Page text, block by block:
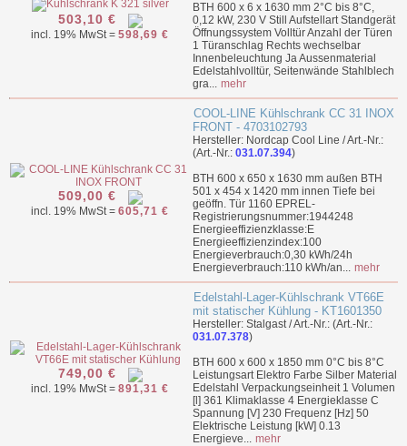
503,10 €
incl. 19% MwSt = 598,69 €
BTH 600 x 6 x 1630 mm 2°C bis 8°C,
0,12 kW, 230 V Still Aufstellart Standgerät
Öffnungssystem Volltür Anzahl der Türen
1 Türanschlag Rechts wechselbar
Innenbeleuchtung Ja Aussenmaterial
Edelstahlvolltür, Seitenwände Stahlblech
gra... mehr
509,00 €
incl. 19% MwSt = 605,71 €
COOL-LINE Kühlschrank CC 31 INOX
FRONT - 4703102793
Hersteller: Nordcap Cool Line / Art.-Nr.:
(Art.-Nr.: 031.07.394)
BTH 600 x 650 x 1630 mm außen BTH
501 x 454 x 1420 mm innen Tiefe bei
geöffn. Tür 1160 EPREL-
Registrierungsnummer:1944248
Energieeffizienzklasse:E
Energieeffizienzindex:100
Energieverbrauch:0,30 kWh/24h
Energieverbrauch:110 kWh/an... mehr
749,00 €
incl. 19% MwSt = 891,31 €
Edelstahl-Lager-Kühlschrank VT66E
mit statischer Kühlung - KT1601350
Hersteller: Stalgast / Art.-Nr.: (Art.-Nr.:
031.07.378)
BTH 600 x 600 x 1850 mm 0°C bis 8°C
Leistungsart Elektro Farbe Silber Material
Edelstahl Verpackungseinheit 1 Volumen
[l] 361 Klimaklasse 4 Energieklasse C
Spannung [V] 230 Frequenz [Hz] 50
Elektrische Leistung [kW] 0.13
Energieve... mehr